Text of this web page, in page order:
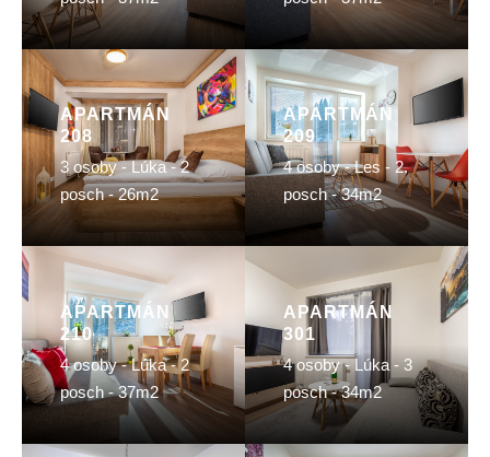
APARTMÁN
208
3 osoby - Lúka - 2
posch - 26m2
APARTMÁN
209
4 osoby - Les - 2.
posch - 34m2
APARTMÁN
210
4 osoby - Lúka - 2
posch - 37m2
APARTMÁN
301
4 osoby - Lúka - 3
posch - 34m2